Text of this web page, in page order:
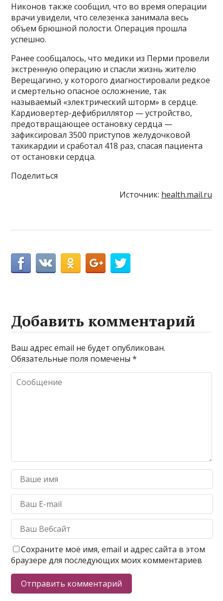
Никонов также сообщил, что во время операции
врачи увидели, что селезенка занимала весь
объем брюшной полости. Операция прошла
успешно.
Ранее сообщалось, что медики из Перми провели
экстренную операцию и спасли жизнь жителю
Верещагино, у которого диагностировали редкое
и смертельно опасное осложнение, так
называемый «электрический шторм» в сердце.
Кардиовертер-дефибриллятор — устройство,
предотвращающее остановку сердца —
зафиксировал 3500 приступов желудочковой
тахикардии и сработал 418 раз, спасая пациента
от остановки сердца.
Поделиться
Источник: health.mail.ru
Добавить комментарий
Ваш адрес email не будет опубликован.
Обязательные поля помечены*
Сохраните моё имя, email и адрес сайта в этом
браузере для последующих моих комментариев